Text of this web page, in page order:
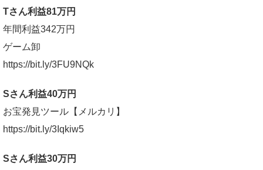
Tさん利益81万円
年間利益342万円
ゲーム卸
https://bit.ly/3FU9NQk
Sさん利益40万円
お宝発見ツール【メルカリ】
https://bit.ly/3Iqkiw5
Sさん利益30万円